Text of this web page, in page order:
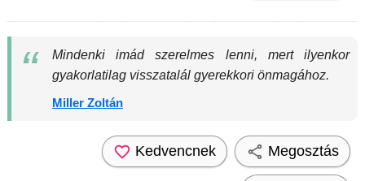
Mindenki imád szerelmes lenni, mert ilyenkor
gyakorlatilag visszatalál gyerekkori önmagához.
Miller Zoltán
Kedvencnek Megosztás